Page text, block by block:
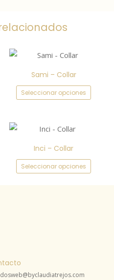
Sami – Collar
Seleccionar opciones
Este
múltiples
opciones
se
pueden
elegir
Inci – Collar
Seleccionar opciones
Este
múltiples
la